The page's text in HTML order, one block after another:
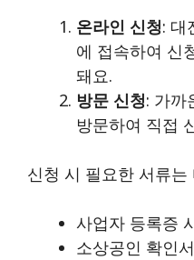
온라인 신청: 대
에 접속하여 신
돼요.
방문 신청: 가까
방문하여 직접
신청 시 필요한 서류는
사업자 등록증
소상공인 확인서